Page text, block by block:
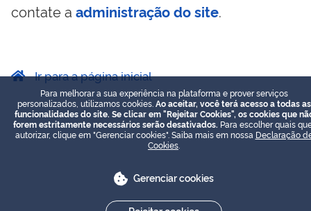
contate a administração do site.
Ir para a página inicial
Para melhorar a sua experiência na plataforma e prover serviços
personalizados, utilizamos cookies. Ao aceitar, você terá acesso a todas as
funcionalidades do site. Se clicar em "Rejeitar Cookies", os cookies que
forem estritamente necessários serão desativados. Para escolher quais
autorizar, clique em "Gerenciar cookies". Saiba mais em nossa Declaração
Cookies
Gerenciar cookies